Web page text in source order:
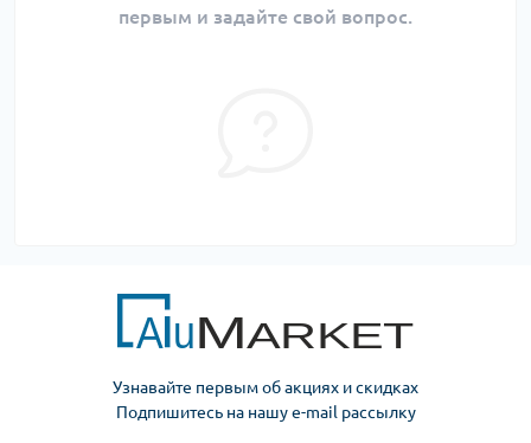
первым и задайте свой вопрос.
Узнавайте первым об акциях и скидках
Подпишитесь на нашу e-mail рассылку